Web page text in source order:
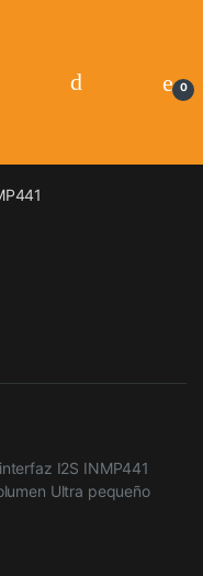
0
I2S INMP441
Ultra pequeño